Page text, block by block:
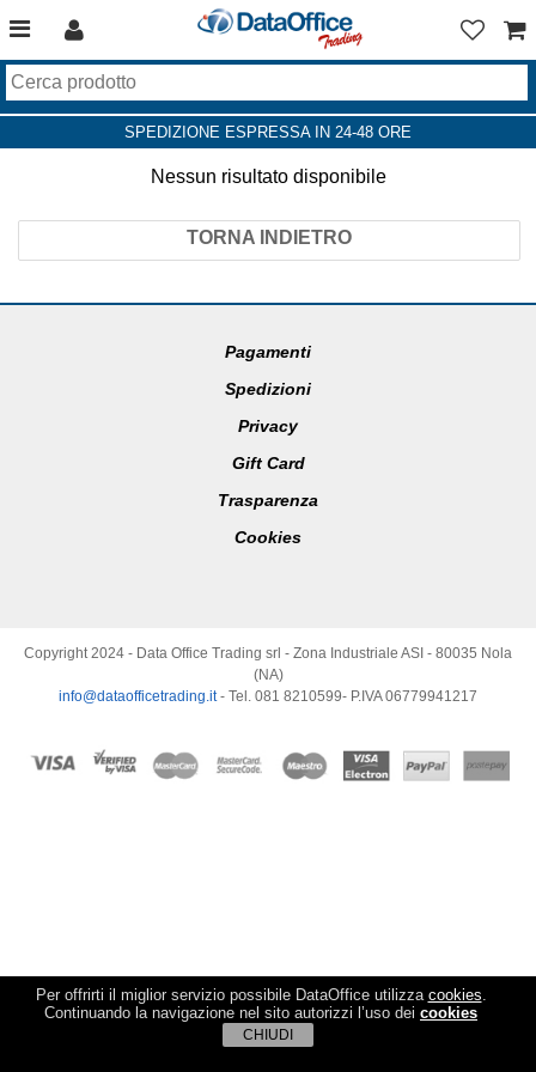
Per offrirti il miglior servizio possibile DataOffice utilizza cookies.
Continuando la navigazione nel sito autorizzi l’uso dei cookies
CHIUDI
SPEDIZIONE ESPRESSA IN 24-48 ORE
Nessun risultato disponibile
TORNA INDIETRO
Pagamenti
Spedizioni
Privacy
Gift Card
Trasparenza
Cookies
Copyright 2024 - Data Office Trading srl - Zona Industriale ASI - 80035 Nola
(NA)
info@dataofficetrading.it- Tel. 081 8210599- P.IVA 06779941217